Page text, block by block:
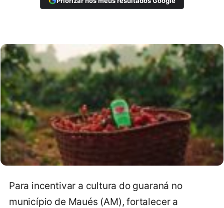
Para incentivar a cultura do guaraná no
município de Maués (AM), fortalecer a